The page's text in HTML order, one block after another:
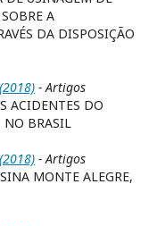
A
DA DISPOSIÇÃO
- Artigos
ACIDENTES DO
NO BRASIL
- Artigos
MONTE ALEGRE,